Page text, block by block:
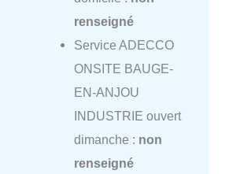
renseigné
Service ADECCO
ONSITE BAUGE-
EN-ANJOU
INDUSTRIE ouvert
dimanche : non
renseigné